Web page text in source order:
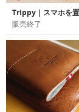
販売終了